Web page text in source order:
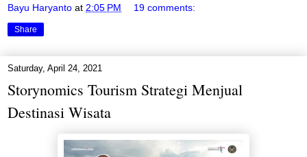
Bayu Haryanto at 2:05 PM 19 comments:
Share
Saturday, April 24, 2021
Storynomics Tourism Strategi Menjual
Destinasi Wisata